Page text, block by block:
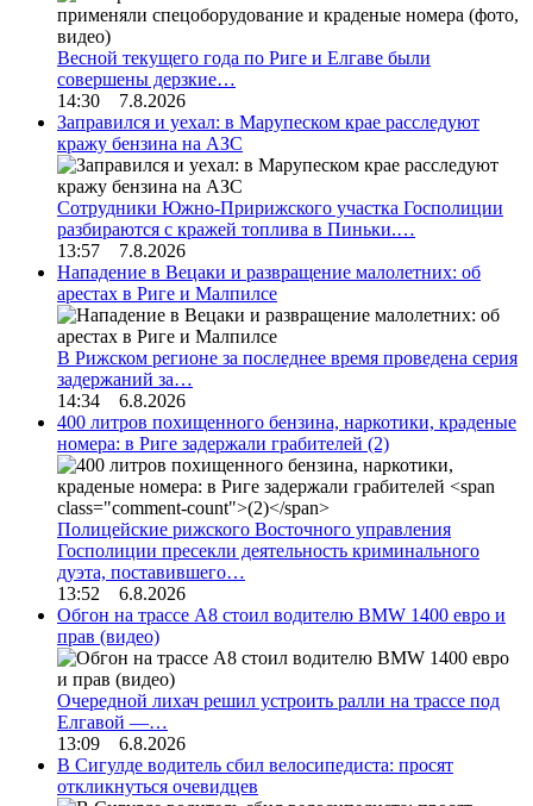
Весной текущего года по Риге и Елгаве были
совершены дерзкие…
14:30 7.8.2026
Заправился и уехал: в Марупеском крае расследуют
кражу бензина на АЗС
Сотрудники Южно-Пририжского участка Госполиции
разбираются с кражей топлива в Пиньки.…
13:57 7.8.2026
Нападение в Вецаки и развращение малолетних: об
арестах в Риге и Малпилсе
В Рижском регионе за последнее время проведена серия
задержаний за…
14:34 6.8.2026
400 литров похищенного бензина, наркотики, краденые
номера: в Риге задержали грабителей (2)
Полицейские рижского Восточного управления
Госполиции пресекли деятельность криминального
дуэта, поставившего…
13:52 6.8.2026
Обгон на трассе А8 стоил водителю BMW 1400 евро и
прав (видео)
Очередной лихач решил устроить ралли на трассе под
Елгавой —…
13:09 6.8.2026
В Сигулде водитель сбил велосипедиста: просят
откликнуться очевидцев